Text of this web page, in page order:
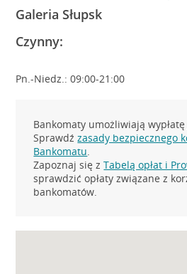
Galeria Słupsk
Czynny:
Pn.-Niedz.: 09:00-21:00
Bankomaty umożliwiają
Sprawdźzasady bezpiecznego
Bankomatu.
Zapoznaj się zTabelą opłat i
sprawdzić opłaty związane z
bankomatów.